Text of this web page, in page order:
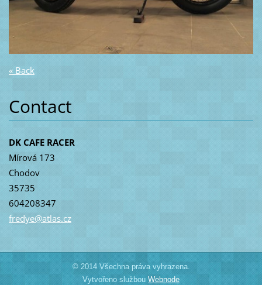
« Back
Contact
DK CAFE RACER
Mírová 173
Chodov
35735
604208347
fredye@atlas.cz
© 2014 Všechna práva vyhrazena.
Vytvořeno službou Webnode